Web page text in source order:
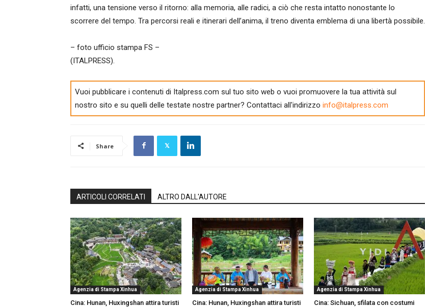
infatti, una tensione verso il ritorno: alla memoria, alle radici, a ciò che resta intatto nonostante lo
scorrere del tempo. Tra percorsi reali e itinerari dell’anima, il treno diventa emblema di una libertà possibile.
– foto ufficio stampa FS –
(ITALPRESS).
Vuoi pubblicare i contenuti di Italpress.com sul tuo sito web o vuoi promuovere la tua attività sul
nostro sito e su quelli delle testate nostre partner? Contattaci all'indirizzo info@italpress.com
Share
ARTICOLI CORRELATI ALTRO DALL'AUTORE
Agenzia di Stampa Xinhua
Cina: Hunan, Huxingshan attira turisti
Agenzia di Stampa Xinhua
Cina: Hunan, Huxingshan attira turisti
Agenzia di Stampa Xinhua
Cina: Sichuan, sfilata con costumi